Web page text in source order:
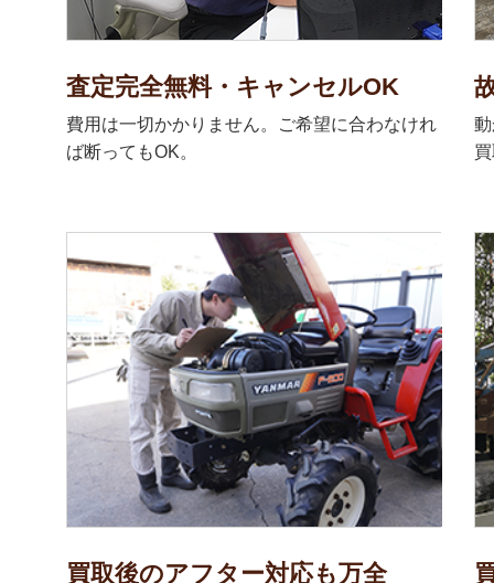
査定完全無料・キャンセルOK
費用は一切かかりません。ご希望に合わなけれ
ば断ってもOK。
買取後のアフター対応も万全